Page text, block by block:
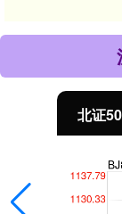
北证50